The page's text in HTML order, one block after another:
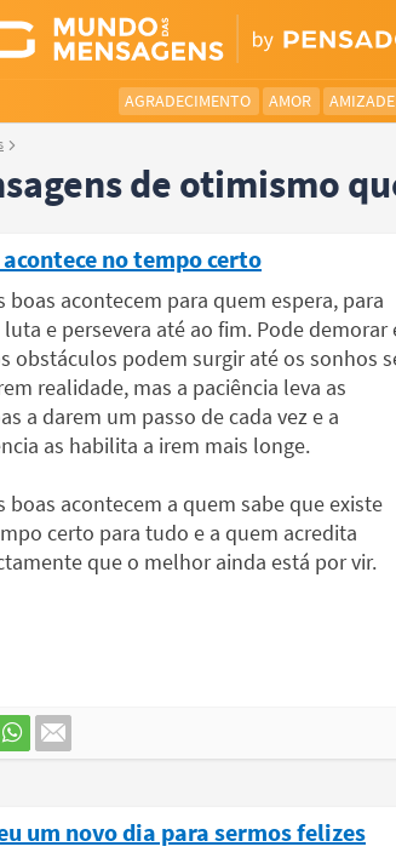
AGRADECIMENTO AMOR AMIZADE
de otimismo
no tempo certo
boas acontecem para quem espera, para
e persevera até ao fim. Pode demorar
obstáculos podem surgir até os sonhos
realidade, mas a paciência leva as
a darem um passo de cada vez e a
as habilita a irem mais longe.
boas acontecem a quem sabe que existe
certo para tudo e a quem acredita
que o melhor ainda está por vir.
um novo dia para sermos felizes